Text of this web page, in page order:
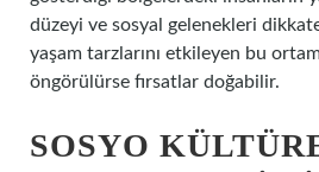
düzeyi ve sosyal gelenekleri dikkate
yaşam tarzlarını etkileyen bu
öngörülürse fırsatlar doğabilir.
SOSYO